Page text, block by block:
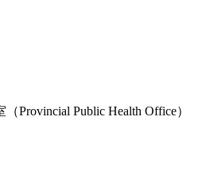
Public Health Office）